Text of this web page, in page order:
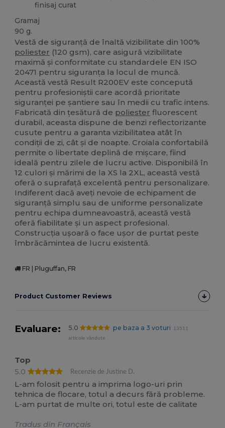
finisaj curat
Gramaj
90 g.
Vestă de siguranță de înaltă vizibilitate din 100%
poliester (120 gsm), care asigură vizibilitate
maximă și conformitate cu standardele EN ISO
20471 pentru siguranța la locul de muncă.
Această vestă Result R200EV este concepută
pentru profesioniștii care acordă prioritate
siguranței pe șantiere sau în medii cu trafic intens.
Fabricată din țesătură de poliester fluorescent
durabil, aceasta dispune de benzi reflectorizante
cusute pentru a garanta vizibilitatea atât în
condiții de zi, cât și de noapte. Croiala confortabilă
permite o libertate deplină de mișcare, fiind
ideală pentru zilele de lucru active. Disponibilă în
12 culori și mărimi de la XS la 2XL, această vestă
oferă o suprafață excelentă pentru personalizare.
Indiferent dacă aveți nevoie de echipament de
siguranță simplu sau de uniforme personalizate
pentru echipa dumneavoastră, această vestă
oferă fiabilitate și un aspect profesional.
Construcția ușoară o face ușor de purtat peste
îmbrăcămintea de lucru existentă.
FR | Pluguffan, FR
Product Customer Reviews
Evaluare: 5.0 pe baza a 3 voturi
13511
articole vândute
Top
5.0
Recenzie de Justine D.
L-am folosit pentru a imprima logo-uri prin
tehnica de flocare, totul a decurs fără probleme.
L-am purtat de multe ori, totul este de calitate
Tradus din Français